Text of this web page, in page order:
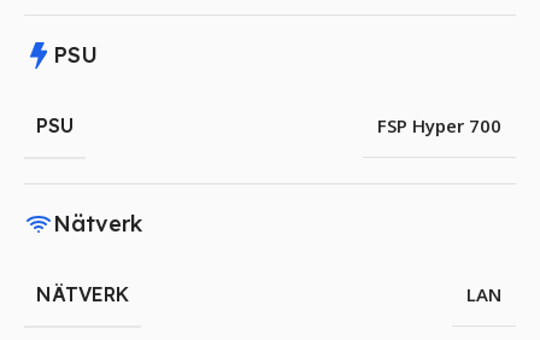
PSU
PSU FSP Hyper 700
Nätverk
NÄTVERK LAN